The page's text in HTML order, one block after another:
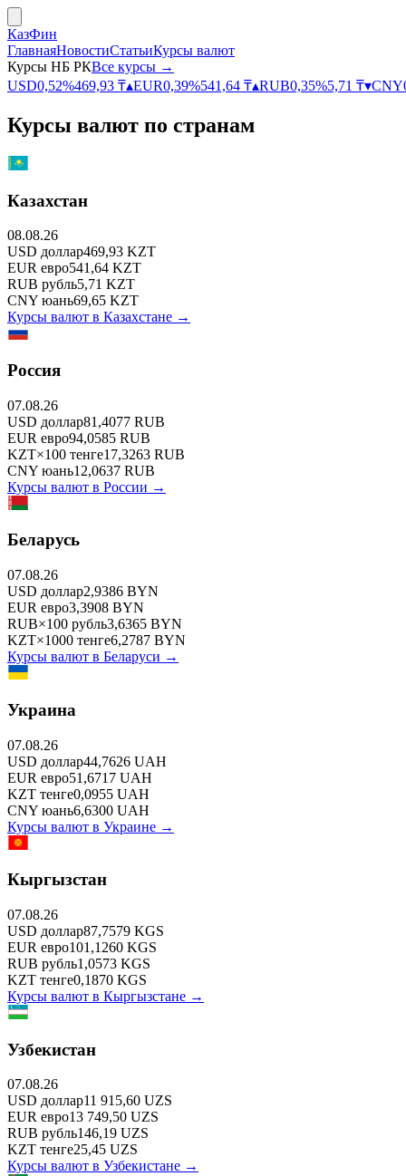
КазФин
ГлавнаяНовостиСтатьиКурсы валют
Курсы НБ РКВсе курсы →
USD0,52%469,93 ₸▴EUR0,39%541,64 ₸▴RUB0,35%5,71 ₸▾CNY
Курсы валют по странам
Казахстан
08.08.26
USD доллар469,93 KZT
EUR евро541,64 KZT
RUB рубль5,71 KZT
CNY юань69,65 KZT
Курсы валют в Казахстане →
Россия
07.08.26
USD доллар81,4077 RUB
EUR евро94,0585 RUB
KZT×100 тенге17,3263 RUB
CNY юань12,0637 RUB
Курсы валют в России →
Беларусь
07.08.26
USD доллар2,9386 BYN
EUR евро3,3908 BYN
RUB×100 рубль3,6365 BYN
KZT×1000 тенге6,2787 BYN
Курсы валют в Беларуси →
Украина
07.08.26
USD доллар44,7626 UAH
EUR евро51,6717 UAH
KZT тенге0,0955 UAH
CNY юань6,6300 UAH
Курсы валют в Украине →
Кыргызстан
07.08.26
USD доллар87,7579 KGS
EUR евро101,1260 KGS
RUB рубль1,0573 KGS
KZT тенге0,1870 KGS
Курсы валют в Кыргызстане →
Узбекистан
07.08.26
USD доллар11 915,60 UZS
EUR евро13 749,50 UZS
RUB рубль146,19 UZS
KZT тенге25,45 UZS
Курсы валют в Узбекистане →